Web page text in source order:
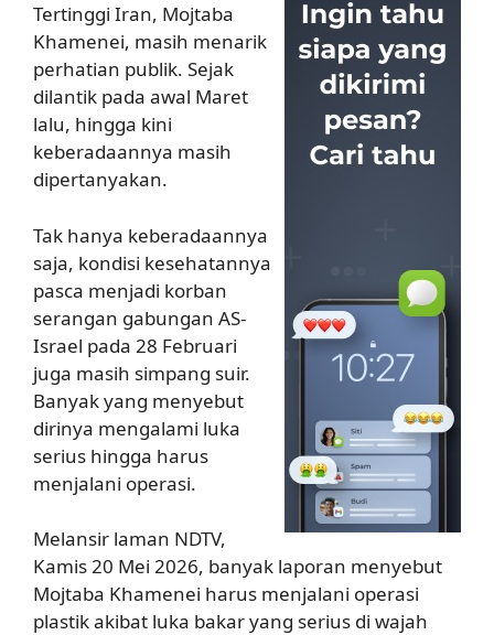
Tertinggi Iran, Mojtaba
Khamenei, masih menarik
perhatian publik. Sejak
dilantik pada awal Maret
lalu, hingga kini
keberadaannya masih
dipertanyakan.
Tak hanya keberadaannya
saja, kondisi kesehatannya
pasca menjadi korban
serangan gabungan AS-
Israel pada 28 Februari
juga masih simpang suir.
Banyak yang menyebut
dirinya mengalami luka
serius hingga harus
menjalani operasi.
Melansir laman NDTV,
Kamis 20 Mei 2026, banyak laporan menyebut
Mojtaba Khamenei harus menjalani operasi
plastik akibat luka bakar yang serius di wajah